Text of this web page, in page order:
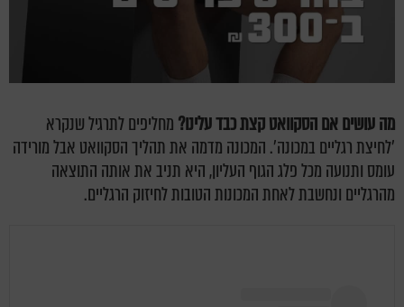
מה עושים אם הסקוואט קצת כבד עלינו? מחליפים לתרגיל שנקרא
'לחיצת רגליים במכונה'. המכונה מדמה את תהליך הסקוואט אבל מורידה
עומס ותנועה מכל פלג הגוף העליון, היא תניב את אותה התוצאה
מהרגליים ונחשבת לאחת המכונות הטובות לחיזוק הרגליים.